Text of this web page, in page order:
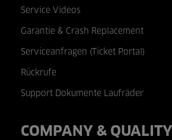
Service Videos
Garantie & Crash Replacement
Serviceanfragen (Ticket Portal)
Rückrufe
Support Dokumente Laufräder
COMPANY & QUALITY